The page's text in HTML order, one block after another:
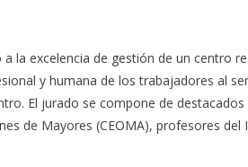
la excelencia de gestión de un centro
y humana de los trabajadores al
El jurado se compone de
de Mayores (CEOMA), profesores del